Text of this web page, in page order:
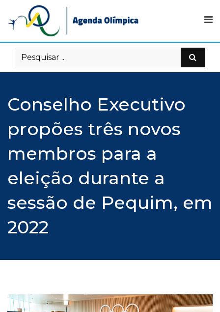
content
Conselho Executivo
propões três novos
membros para a
eleição durante a
sessão de Pequim, em
2022